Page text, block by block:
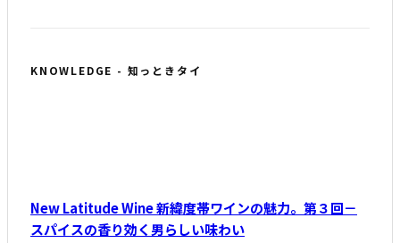
KNOWLEDGE - 知っときタイ
New Latitude Wine 新緯度帯ワインの魅力。第３回－
スパイスの香り効く男らしい味わい